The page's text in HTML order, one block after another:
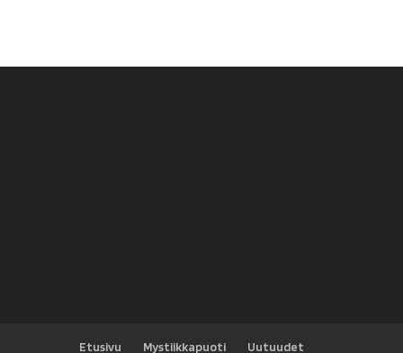
Etusivu Mystiikkapuoti Uutuudet